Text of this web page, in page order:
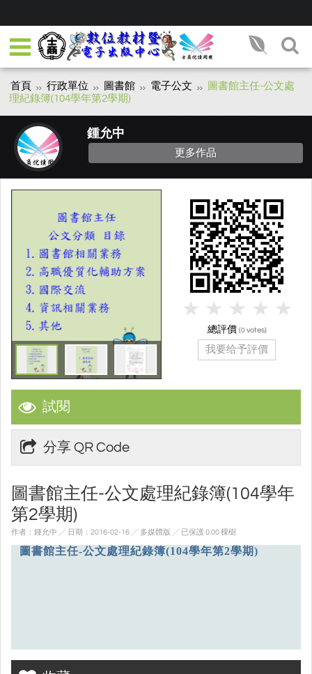
首頁 行政單位 圖書館 電子公文
圖書館主任-公文處
理紀錄簿(104學年第2學期)
鍾允中
更多作品
試閱
分享 QR Code
圖書館主任-公文處理紀錄簿(104學年
第2學期)
作者：鍾允中 ╱ 日期：2016-02-16 ╱ 多媒體版 ╱ 已保護 0.00 棵樹
圖書館主任-公文處理紀錄簿(104學年第2學期)
總評價 (0 votes)
我要给予評價